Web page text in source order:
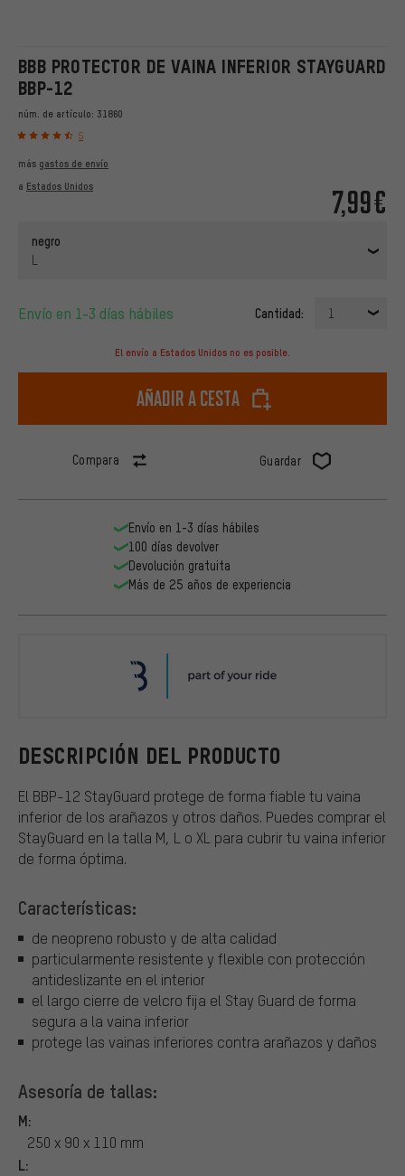
BBB PROTECTOR DE VAINA INFERIOR STAYGUARD
BBP-12
núm. de artículo: 31860
5
7,99€
más gastos de envío
a Estados Unidos
negro
L
Envío en 1-3 días hábiles Cantidad: 1
El envío a Estados Unidos no es posible.
Añadir a cesta
Compara Guardar
DESCRIPCIÓN DEL PRODUCTO
El BBP-12 StayGuard protege de forma fiable tu vaina
inferior de los arañazos y otros daños. Puedes comprar el
StayGuard en la talla M, L o XL para cubrir tu vaina inferior
de forma óptima.
Características:
de neopreno robusto y de alta calidad
particularmente resistente y flexible con protección
antideslizante en el interior
el largo cierre de velcro fija el Stay Guard de forma
segura a la vaina inferior
protege las vainas inferiores contra arañazos y daños
Asesoría de tallas:
M:
250 x 90 x 110 mm
L:
Envío en 1-3 días hábiles
100 días devolver
Devolución gratuita
Más de 25 años de experiencia